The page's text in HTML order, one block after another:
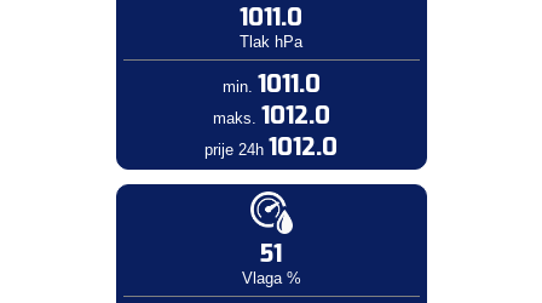
1011.0
Tlak hPa
min. 1011.0
maks. 1012.0
prije 24h 1012.0
51
Vlaga %